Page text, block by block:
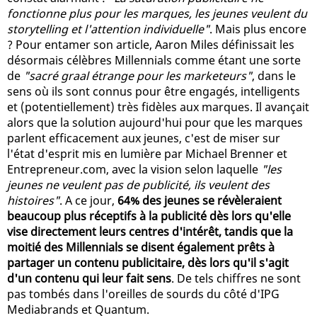
fonctionne plus pour les marques, les jeunes veulent du
storytelling et l'attention individuelle". Mais plus encore
? Pour entamer son article, Aaron Miles définissait les
désormais célèbres Millennials comme étant une sorte
de "sacré graal étrange pour les marketeurs", dans le
sens où ils sont connus pour être engagés, intelligents
et (potentiellement) très fidèles aux marques. Il avançait
alors que la solution aujourd'hui pour que les marques
parlent efficacement aux jeunes, c'est de miser sur
l'état d'esprit mis en lumière par Michael Brenner et
Entrepreneur.com, avec la vision selon laquelle "les
jeunes ne veulent pas de publicité, ils veulent des
histoires". A ce jour, 64% des jeunes se révèleraient
beaucoup plus réceptifs à la publicité dès lors qu'elle
vise directement leurs centres d'intérêt, tandis que la
moitié des Millennials se disent également prêts à
partager un contenu publicitaire, dès lors qu'il s'agit
d'un contenu qui leur fait sens. De tels chiffres ne sont
pas tombés dans l'oreilles de sourds du côté d'IPG
Mediabrands et Quantum.